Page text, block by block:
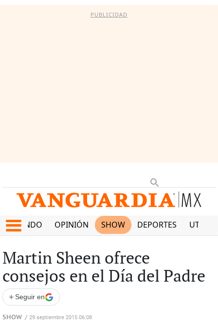
PUBLICIDAD
MUNDO OPINIÓN SHOW DEPORTES
Martin Sheen ofrece
consejos en el Día del Padre
+ Seguir en
SHOW / 29 septiembre 2015 06:08